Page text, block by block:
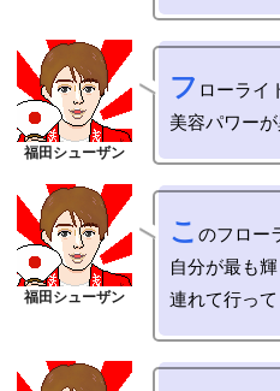
フ ローライ
こ のフロー
自分が最も